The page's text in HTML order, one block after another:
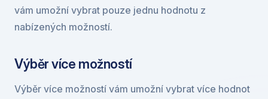
vám umožní vybrat pouze jednu hodnotu z
nabízených možností.
Výběr více možností
Výběr více možností vám umožní vybrat více hodnot